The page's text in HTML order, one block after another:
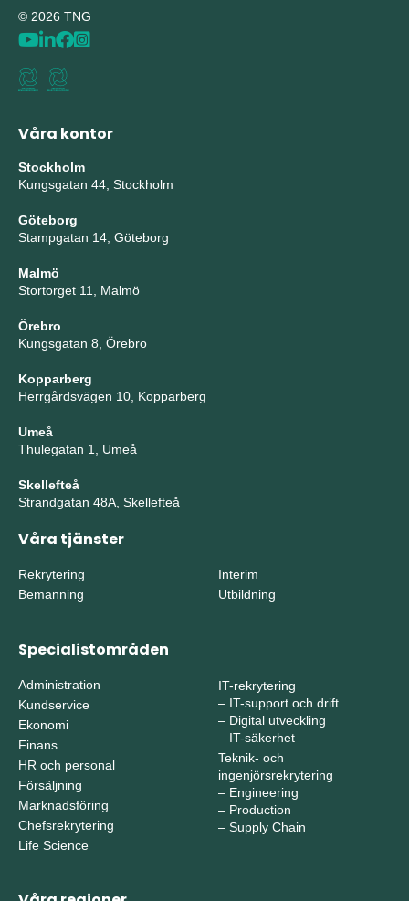
© 2026 TNG
Våra kontor
Stockholm
Kungsgatan 44, Stockholm
Göteborg
Stampgatan 14, Göteborg
Malmö
Stortorget 11, Malmö
Örebro
Kungsgatan 8, Örebro
Kopparberg
Herrgårdsvägen 10, Kopparberg
Umeå
Thulegatan 1, Umeå
Skellefteå
Strandgatan 48A, Skellefteå
Våra tjänster
Rekrytering
Bemanning
Interim
Utbildning
Specialistområden
Administration
Kundservice
Ekonomi
Finans
HR och personal
Försäljning
Marknadsföring
Chefsrekrytering
Life Science
IT-rekrytering
– IT-support och drift
– Digital utveckling
– IT-säkerhet
Teknik- och
ingenjörsrekrytering
– Engineering
– Production
– Supply Chain